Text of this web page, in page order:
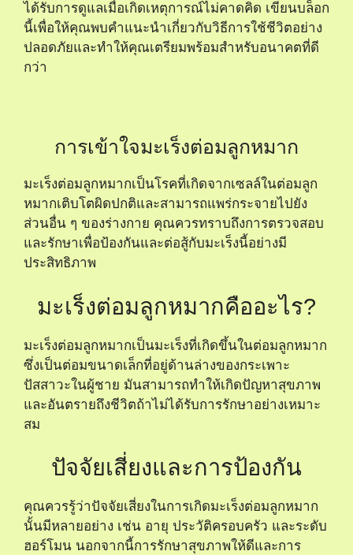
ได้รับการดูแลเมื่อเกิดเหตุการณ์ไม่คาดคิด เขียนบล็อก
นี้เพื่อให้คุณพบคำแนะนำเกี่ยวกับวิธีการใช้ชีวิตอย่าง
ปลอดภัยและทำให้คุณเตรียมพร้อมสำหรับอนาคตที่ดี
กว่า
การเข้าใจมะเร็งต่อมลูกหมาก
มะเร็งต่อมลูกหมากเป็นโรคที่เกิดจากเซลล์ในต่อมลูก
หมากเติบโตผิดปกติและสามารถแพร่กระจายไปยัง
ส่วนอื่น ๆ ของร่างกาย คุณควรทราบถึงการตรวจสอบ
และรักษาเพื่อป้องกันและต่อสู้กับมะเร็งนี้อย่างมี
ประสิทธิภาพ
มะเร็งต่อมลูกหมากคืออะไร?
มะเร็งต่อมลูกหมากเป็นมะเร็งที่เกิดขึ้นในต่อมลูกหมาก
ซึ่งเป็นต่อมขนาดเล็กที่อยู่ด้านล่างของกระเพาะ
ปัสสาวะในผู้ชาย มันสามารถทำให้เกิดปัญหาสุขภาพ
และอันตรายถึงชีวิตถ้าไม่ได้รับการรักษาอย่างเหมาะ
สม
ปัจจัยเสี่ยงและการป้องกัน
คุณควรรู้ว่าปัจจัยเสี่ยงในการเกิดมะเร็งต่อมลูกหมาก
นั้นมีหลายอย่าง เช่น อายุ ประวัติครอบครัว และระดับ
ฮอร์โมน นอกจากนี้การรักษาสุขภาพให้ดีและการ